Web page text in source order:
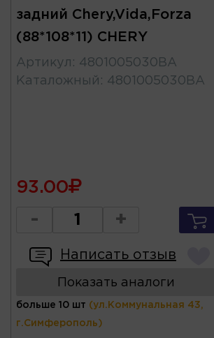
задний Chery,Vida,Forza
(88*108*11) CHERY
Артикул : 4801005030BA
Каталожный : 4801005030BA
93.00
- +
Написать отзыв
Показать аналоги
больше 10 шт (ул.Коммунальная 43,
г.Симферополь)